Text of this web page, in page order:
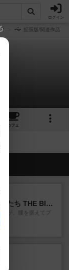
ログイン
拡張版/関連作品
カフェ
アグリコラ：牧場の動物たち THE BIG BOX
が、腰を据えてプ